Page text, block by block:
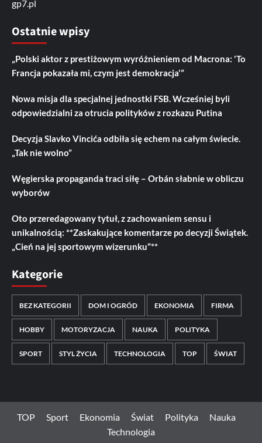
gp7.pl
Ostatnie wpisy
„Polski aktor z prestiżowym wyróżnieniem od Macrona: 'To
Francja pokazała mi, czym jest demokracja'”
Nowa misja dla specjalnej jednostki FSB. Wcześniej byli
odpowiedzialni za otrucia polityków z rozkazu Putina
Decyzja Slavko Vincića odbiła się echem na całym świecie.
„Tak nie wolno”
Węgierska propaganda traci siłę – Orbán słabnie w obliczu
wyborów
Oto przeredagowany tytuł, z zachowaniem sensu i
unikalnością: **Zaskakujące komentarze po decyzji Świątek.
„Cień na jej sportowym wizerunku”**
Kategorie
BEZ KATEGORII DOM I OGRÓD EKONOMIA FIRMA
HOBBY MOTORYZACJA NAUKA POLITYKA
SPORT STYL ŻYCIA TECHNOLOGIA TOP ŚWIAT
TOP Sport Ekonomia Świat Polityka
Nauka
Technologia